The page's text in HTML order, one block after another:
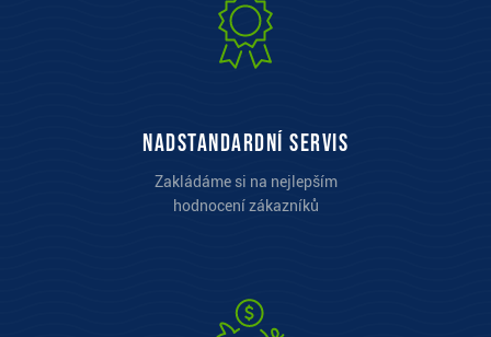
Nadstandardní servis
Zakládáme si na nejlepším
hodnocení zákazníků